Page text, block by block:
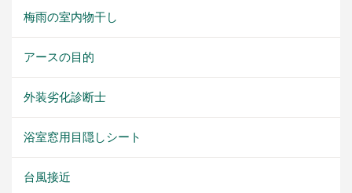
梅雨の室内物干し
アースの目的
外装劣化診断士
浴室窓用目隠しシート
台風接近